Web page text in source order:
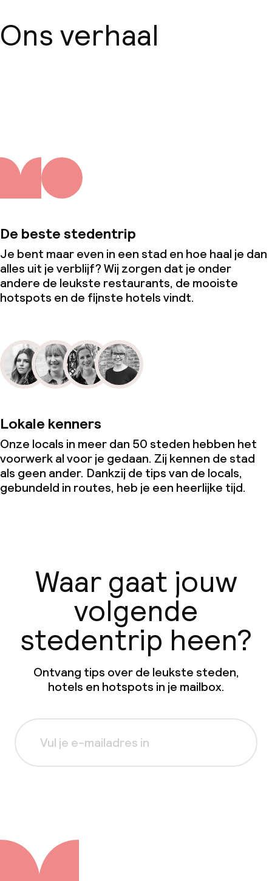
Wasfaciliteiten (wasmachine)
Zakelijke faciliteiten
Conferentieruimte
Vergaderruimte
Beleid
Borg bij aankomst
Kleine huisdieren toegestaan (minder
dan de 5 kg)
Grote huisdieren toegestaan (meer
dan 5 kg)
Ons verhaal
De beste stedentrip
Je bent maar even in een stad en hoe haal je dan
alles uit je verblijf? Wij zorgen dat je onder
andere de leukste restaurants, de mooiste
hotspots en de fijnste hotels vindt.
Lokale kenners
Onze locals in meer dan 50 steden hebben het
voorwerk al voor je gedaan. Zij kennen de stad
als geen ander. Dankzij de tips van de locals,
gebundeld in routes, heb je een heerlijke tijd.
Waar gaat jouw
volgende
stedentrip heen?
Ontvang tips over de leukste steden,
hotels en hotspots in je mailbox.